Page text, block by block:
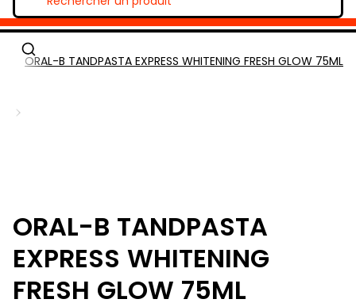
ORAL-B TANDPASTA EXPRESS WHITENING FRESH GLOW 75ML
ORAL-B TANDPASTA
EXPRESS WHITENING
FRESH GLOW 75ML